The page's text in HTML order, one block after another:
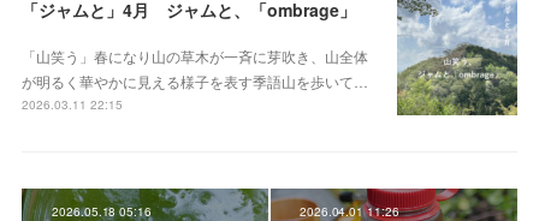
「ジャムと」4月 ジャムと、「ombrage」
「山笑う」春になり山の草木が一斉に芽吹き、山全体
が明るく華やかに見える様子を表す季語山を歩いて…
2026.03.11 22:15
2026.05.18 05:16 2026.04.01 11:26